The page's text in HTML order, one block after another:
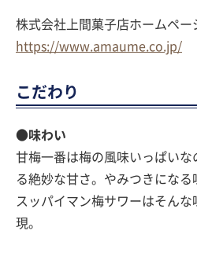
株式会社上間菓子店ホームペー
https://www.amaume.co.jp/
こだわり
●味わい
甘梅一番は梅の風味いっぱい
る絶妙な甘さ。やみつきになる
スッパイマン梅サワーはそん
現。